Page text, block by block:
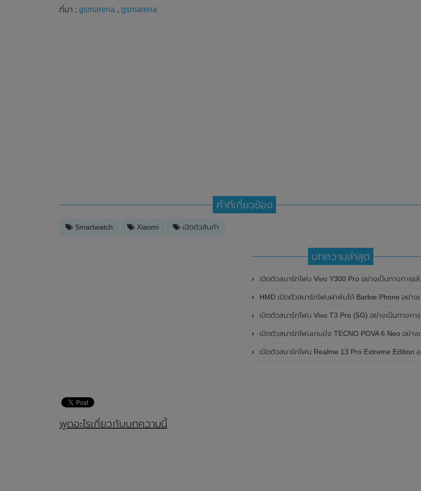
ที่มา : gsmarena , gsmarena
คำที่เกี่ยวข้อง
Smartwatch Xiaomi เปิดตัวสินค้า
บทความล่าสุด
เปิดตัวสมาร์ทโฟน Vivo Y300 Pro อย่างเป็นทางการแล้วในประเทศจีน มาพร้อมดีไซน์พรีเมี่ยม ทนทาน และแบตเตอรี่สุดอึดขนาดใหญ่ 6,500mAh พร้อมรองรับการชาร์จไว 80W
HMD เปิดตัวสมาร์ทโฟนฝาพับได้ Barbie Phone อย่างเป็นทางการแล้ว มาพร้อมธีมสีชมพูสดใส
เปิดตัวสมาร์ทโฟน Vivo T3 Pro (5G) อย่างเป็นทางการแล้วในประเทศอินเดีย
เปิดตัวสมาร์ทโฟนเกมมิ่ง TECNO POVA 6 Neo อย่างเป็นทางการแล้วในประเทศไทย ในราคา 8,499 บาท
เปิดตัวสมาร์ทโฟน Realme 13 Pro Extreme Edition อย่างเป็นทางการแล้วในประเทศจีน
พูดอะไรเกี่ยวกับบทความนี้